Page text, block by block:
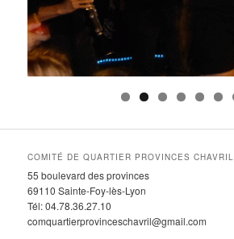
COMITÉ DE QUARTIER PROVINCES CHAVRIL
55 boulevard des provinces
69110 Sainte-Foy-lès-Lyon
Tél: 04.78.36.27.10
comquartierprovinceschavril@gmail.com